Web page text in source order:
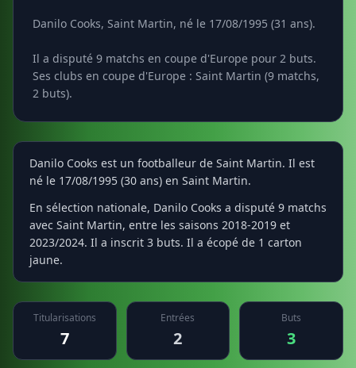
Danilo Cooks, Saint Martin, né le 17/08/1995 (31 ans).
Il a disputé 9 matchs en coupe d'Europe pour 2 buts.
Ses clubs en coupe d'Europe : Saint Martin (9 matchs,
2 buts).
Danilo Cooks est un footballeur de Saint Martin. Il est
né le 17/08/1995 (30 ans) en Saint Martin.
En sélection nationale, Danilo Cooks a disputé 9 matchs
avec Saint Martin, entre les saisons 2018-2019 et
2023/2024. Il a inscrit 3 buts. Il a écopé de 1 carton
jaune.
Titularisations
7
Entrées
2
Buts
3